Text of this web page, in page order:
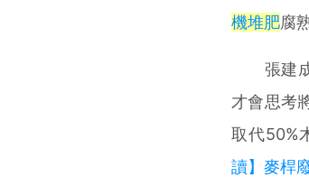
機堆肥腐
張建成
才會思考
取代50%
讀】麥桿